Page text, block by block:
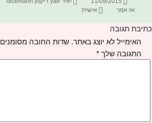
בתאריךאז אמר
תגיות
אישית
כתיבת תגובה
האימייל לא יוצג באתר. שדות החובה מסומנים
התגובה שלך *